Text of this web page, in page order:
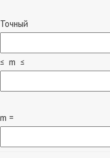
Точный
≤ m ≤
m =